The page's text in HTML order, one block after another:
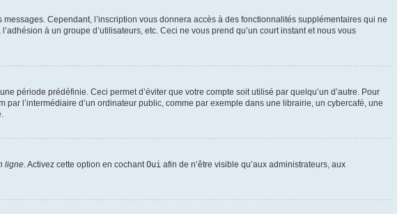
Cependant, l’inscription vous donnera accès à des fonctionnalités supplémentaires qui ne
à un groupe d’utilisateurs, etc. Ceci ne vous prend qu’un court instant et nous vous
période prédéfinie. Ceci permet d’éviter que votre compte soit utilisé par quelqu’un d’autre. Pour
l’intermédiaire d’un ordinateur public, comme par exemple dans une librairie, un cybercafé, une
ligne. Activez cette option en cochantOui afin de n’être visible qu’aux administrateurs, aux